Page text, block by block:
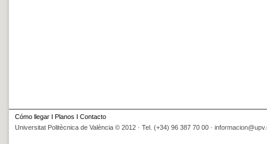
Cómo llegar Planos
Contacto
Universitat Politècnica de València © 2012 · Tel. (+34) 96 387 70 00 ·